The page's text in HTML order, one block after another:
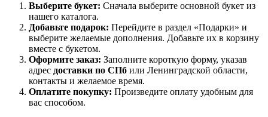
Выберите букет: Сначала выберите основной букет из
нашего каталога.
Добавьте подарок: Перейдите в раздел «Подарки» и
выберите желаемые дополнения. Добавьте их в корзину
вместе с букетом.
Оформите заказ: Заполните короткую форму, указав
адрес доставки по СПб или Ленинградской области,
контакты и желаемое время.
Оплатите покупку: Произведите оплату удобным для
вас способом.